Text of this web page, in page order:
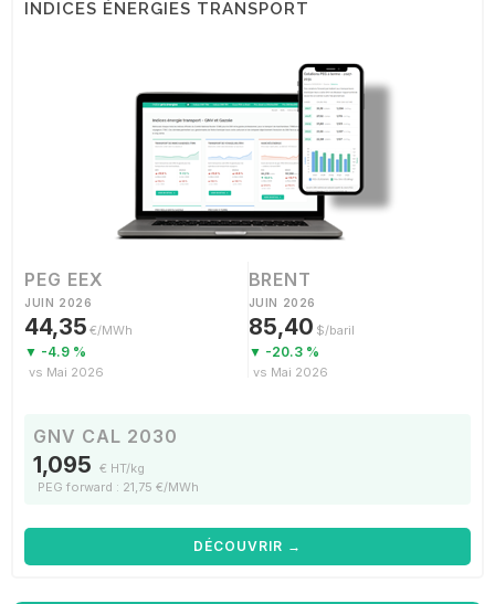
INDICES ÉNERGIES TRANSPORT
PEG EEX
JUIN 2026
44,35 €/MWh
▼ -4.9 %
vs Mai 2026
BRENT
JUIN 2026
85,40 $/baril
▼ -20.3 %
vs Mai 2026
GNV CAL 2030
1,095 € HT/kg
PEG forward : 21,75 €/MWh
DÉCOUVRIR →